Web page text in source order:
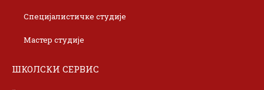
Специјалистичке студије
Мастер студије
ШКОЛСКИ СЕРВИС